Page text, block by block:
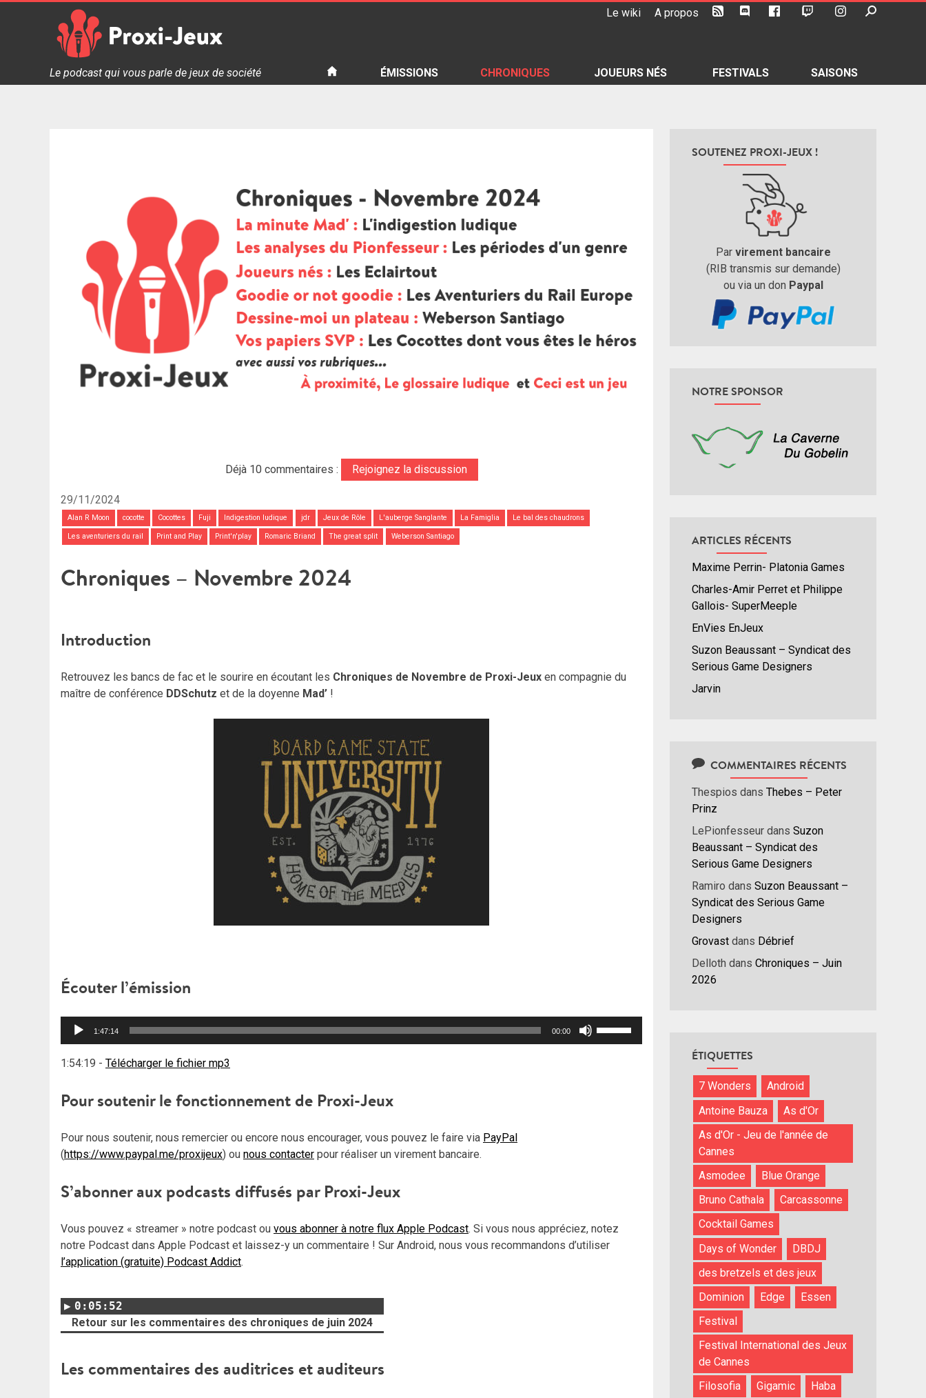
Le wiki A propos
Proxi Jeux - Le podcast qui vous parle de jeux de société
Le podcast qui vous parle de jeux de société ÉMISSIONS CHRONIQUES JOUEURS NÉS FESTIVALS SAISONS
Déjà 10 commentaires : Rejoignez la discussion
29/11/2024
Alan R Moon cocotte Cocottes Fuji Indigestion ludique jdr Jeux de Rôle L'auberge Sanglante La Famiglia Le bal des chaudrons
Les aventuriers du rail Print and Play Print'n'play Romaric Briand The great split Weberson Santiago
Chroniques – Novembre 2024
Introduction
Retrouvez les bancs de fac et le sourire en écoutant les Chroniques de Novembre de Proxi-Jeux en compagnie du
maître de conférence DDSchutz et de la doyenne Mad’ !
Écouter l’émission
Lecteur
1:47:14 00:00
1:54:19 - Télécharger le fichier mp3
Pour soutenir le fonctionnement de Proxi-Jeux
Pour nous soutenir, nous remercier ou encore nous encourager, vous pouvez le faire via PayPal
(https://www.paypal.me/proxijeux) ou nous contacter pour réaliser un virement bancaire.
S’abonner aux podcasts diffusés par Proxi-Jeux
Vous pouvez « streamer » notre podcast ou vous abonner à notre flux Apple Podcast. Si vous nous appréciez, notez
notre Podcast dans Apple Podcast et laissez-y un commentaire ! Sur Android, nous vous recommandons d’utiliser
l’application (gratuite) Podcast Addict.
0:05:52
Retour sur les commentaires des chroniques de juin 2024
Les commentaires des auditrices et auditeurs
SOUTENEZ PROXI-JEUX !
Par virement bancaire
(RIB transmis sur demande)
ou via un don Paypal
NOTRE SPONSOR
ARTICLES RÉCENTS
Maxime Perrin- Platonia Games
Charles-Amir Perret et Philippe
Gallois- SuperMeeple
EnVies EnJeux
Suzon Beaussant – Syndicat des
Serious Game Designers
Jarvin
COMMENTAIRES RÉCENTS
Thespios dans Thebes – Peter
Prinz
LePionfesseur dans Suzon
Beaussant – Syndicat des
Serious Game Designers
Ramiro dans Suzon Beaussant –
Syndicat des Serious Game
Designers
Grovast dans Débrief
Delloth dans Chroniques – Juin
2026
ÉTIQUETTES
7 Wonders
Android
Antoine Bauza
As d'Or
As d'Or - Jeu de l'année de
Cannes
Asmodee
Blue Orange
Bruno Cathala
Carcassonne
Cocktail Games
Days of Wonder
DBDJ
des bretzels et des jeux
Dominion
Edge
Essen
Festival
Festival International des Jeux
de Cannes
Filosofia
Gigamic
Haba